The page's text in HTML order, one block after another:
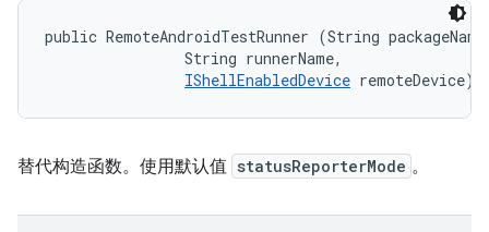
public RemoteAndroidTestRunner (String
                String runnerName,
IShellEnabledDevice remoteDevice)
替代构造函数。使用默认值 statusReporterMode 。